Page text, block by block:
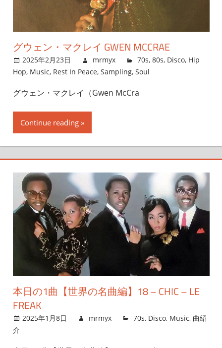
グウェン・マクレイ GWEN MCCRAE
2025年2月23日 mrmyx 70s,80s, Disco, Hip
Hop, Music, Rest In Peace, Sampling, Soul
グウェン・マクレイ（Gwen McCra
Continue reading
本日の1曲【世界の名曲編】18 – CHIC – LE
FREAK
2025年1月8日 mrmyx 70s, Disco, Music, 曲紹
介